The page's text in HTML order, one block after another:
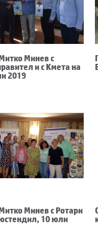
Минев с
и с Кмета на
2019
Минев с Ротари
10 юли